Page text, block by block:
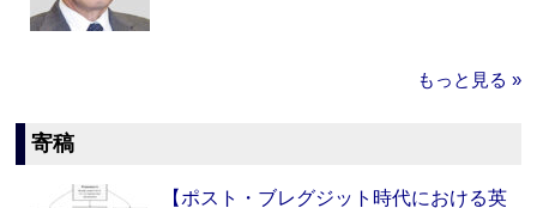
もっと見る »
寄稿
【ポスト・ブレグジット時代における英